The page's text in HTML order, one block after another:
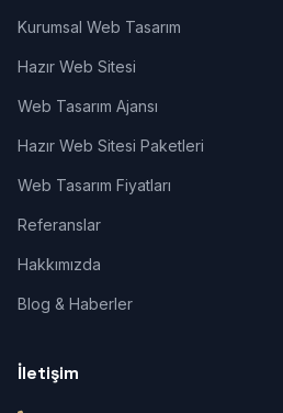
Kurumsal Web Tasarım
Hazır Web Sitesi
Web Tasarım Ajansı
Hazır Web Sitesi Paketleri
Web Tasarım Fiyatları
Referanslar
Hakkımızda
Blog & Haberler
İletişim